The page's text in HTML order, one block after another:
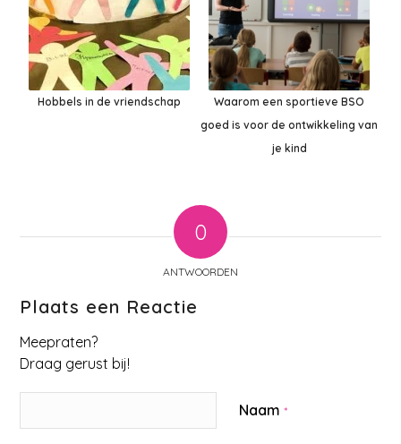
Hobbels in de vriendschap
Waarom een sportieve BSO
goed is voor de ontwikkeling van
je kind
0
ANTWOORDEN
Plaats een Reactie
Meepraten?
Draag gerust bij!
Naam*